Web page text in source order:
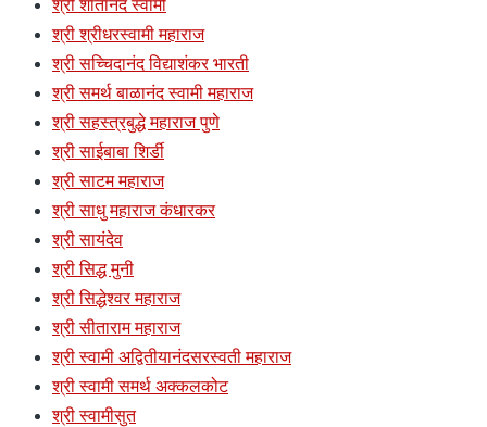
श्री शांतानंद स्वामी
श्री श्रीधरस्वामी महाराज
श्री सच्चिदानंद विद्याशंकर भारती
श्री समर्थ बाळानंद स्वामी महाराज
श्री सहस्त्रबुद्धे महाराज पुणे
श्री साईबाबा शिर्डी
श्री साटम महाराज
श्री साधु महाराज कंधारकर
श्री सायंदेव
श्री सिद्ध मुनी
श्री सिद्धेश्वर महाराज
श्री सीताराम महाराज
श्री स्वामी अद्वितीयानंदसरस्वती महाराज
श्री स्वामी समर्थ अक्कलकोट
श्री स्वामीसुत